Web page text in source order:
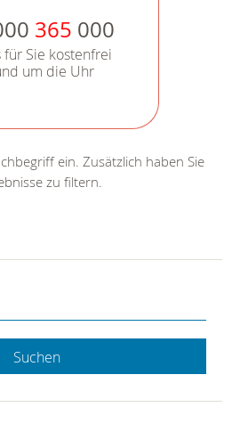
365 000
für Sie kostenfrei
um die Uhr
ein. Zusätzlich haben Sie
zu filtern.
Suchen